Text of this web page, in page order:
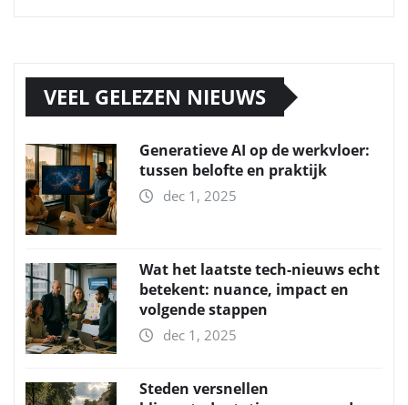
VEEL GELEZEN NIEUWS
Generatieve AI op de werkvloer:
tussen belofte en praktijk
dec 1, 2025
Wat het laatste tech-nieuws echt
betekent: nuance, impact en
volgende stappen
dec 1, 2025
Steden versnellen